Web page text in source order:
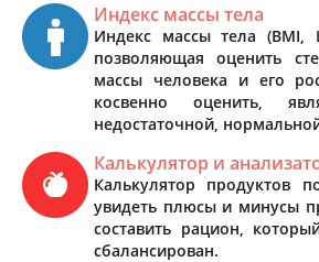
Индекс массы тела
Индекс массы тела
позволяющая оценить
массы человека и его
косвенно оценить,
недостаточной,
Калькулятор и
Калькулятор продуктов
увидеть плюсы и минусы
составить рацион,
сбалансирован.